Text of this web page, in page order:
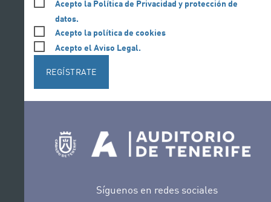
Acepto la Política de Privacidad y protección de
datos.
Acepto la política de cookies
Acepto el Aviso Legal.
REGÍSTRATE
Síguenos en redes sociales